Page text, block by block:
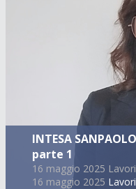
INTESA
parte 1
16 maggio 2025
16 maggio 2025